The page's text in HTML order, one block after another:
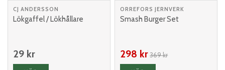
CJ ANDERSSON
Lökgaffel / Lökhållare
29 kr
ORREFORS JERNVERK
Smash Burger Set
298 kr 369 kr